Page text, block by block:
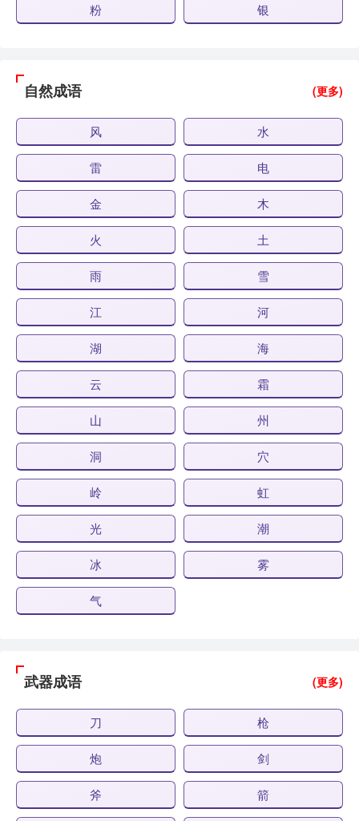
粉 银
自然成语 (更多)
风 水
雷 电
金 木
火 土
雨 雪
江 河
湖 海
云 霜
山 州
洞 穴
岭 虹
光 潮
冰 雾
气
武器成语 (更多)
刀 枪
炮 剑
斧 箭